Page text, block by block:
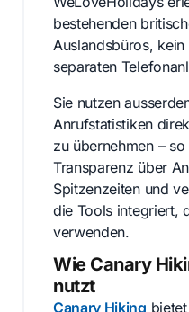
bestehenden
Auslandsbüros,
separaten
Sie nutzen
Anrufstatistiken
zu übernehmen –
Transparenz über
Spitzenzeiten und
die Tools integriert,
verwenden.
Wie Canary
nutzt
Canary Hiking